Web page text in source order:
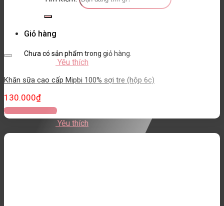
Giỏ hàng
Chưa có sản phẩm trong giỏ hàng.
Yêu thích
Khăn sữa cao cấp Mipbi 100% sợi tre (hộp 6c)
130.000₫
Thêm vào giỏ hàng
Yêu thích